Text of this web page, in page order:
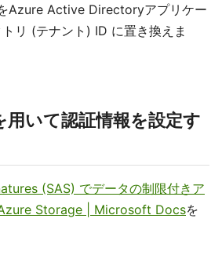
Azure Active Directoryアプリケー
リ (テナント) ID に置き換えま
用いて認証情報を設定す
(SAS) でデータの制限付きア
Storage | Microsoft Docsを